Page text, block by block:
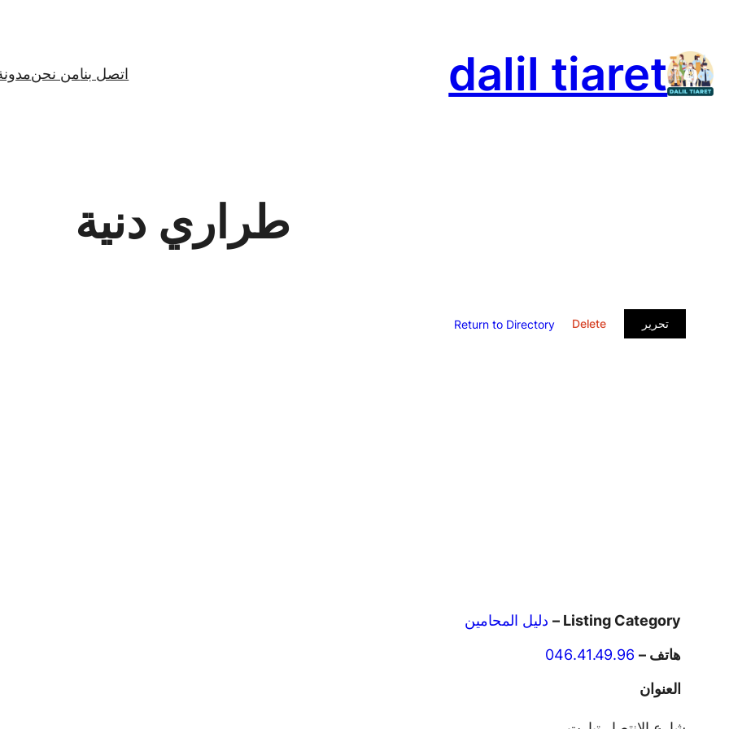
المحتوى dalil tiaret اتصل بنامن نحن
طراري دنية
تحرير Delete
Return to Directory
Listing Category –
دليل المحامين
هاتف – 046.41.49.96
العنوان